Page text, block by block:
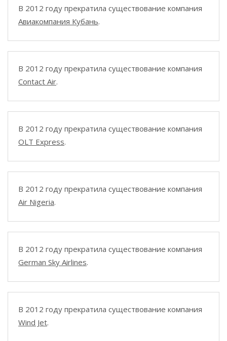
В 2012 году прекратила существование компания
Авиакомпания Кубань.
В 2012 году прекратила существование компания
Contact Air.
В 2012 году прекратила существование компания
OLT Express.
В 2012 году прекратила существование компания
Air Nigeria.
В 2012 году прекратила существование компания
German Sky Airlines.
В 2012 году прекратила существование компания
Wind Jet.